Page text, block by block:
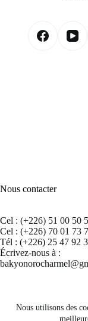
Nous utilisons des
Nous contacter
Cel : (+226) 51 00 50
Cel : (+226) 70 01 73
Tél : (+226) 25 47 92
Écrivez-nous à :